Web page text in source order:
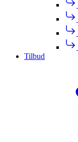
Tilbud